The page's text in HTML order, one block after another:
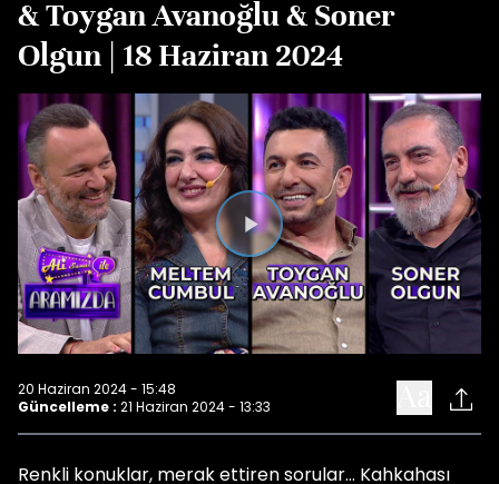
& Toygan Avanoğlu & Soner
Olgun | 18 Haziran 2024
Videoyu
Oynat
20 Haziran 2024 - 15:48
Güncelleme : 21 Haziran 2024 - 13:33
Renkli konuklar, merak ettiren sorular... Kahkahası